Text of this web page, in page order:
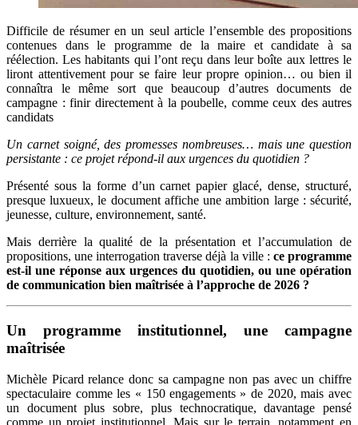
Difficile de résumer en un seul article l’ensemble des propositions
contenues dans le programme de la maire et candidate à sa
réélection. Les habitants qui l’ont reçu dans leur boîte aux lettres le
liront attentivement pour se faire leur propre opinion… ou bien il
connaîtra le même sort que beaucoup d’autres documents de
campagne : finir directement à la poubelle, comme ceux des autres
candidats
Un carnet soigné, des promesses nombreuses… mais une question
persistante : ce projet répond-il aux urgences du quotidien ?
Présenté sous la forme d’un carnet papier glacé, dense, structuré,
presque luxueux, le document affiche une ambition large : sécurité,
jeunesse, culture, environnement, santé.
Mais derrière la qualité de la présentation et l’accumulation de
propositions, une interrogation traverse déjà la ville : ce programme
est-il une réponse aux urgences du quotidien, ou une opération
de communication bien maîtrisée à l’approche de 2026 ?
Un programme institutionnel, une campagne
maîtrisée
Michèle Picard relance donc sa campagne non pas avec un chiffre
spectaculaire comme les « 150 engagements » de 2020, mais avec
un document plus sobre, plus technocratique, davantage pensé
comme un projet institutionnel.Mais sur le terrain, notamment en